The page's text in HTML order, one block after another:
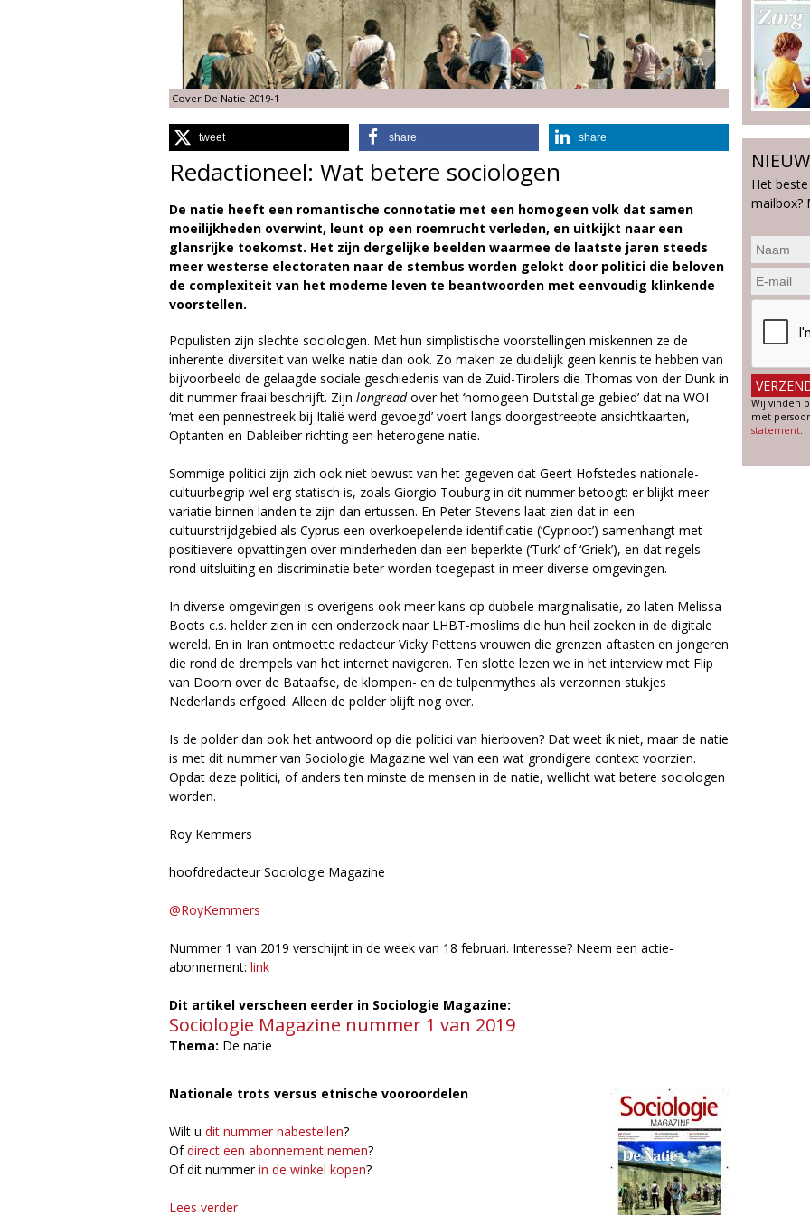
e
M
a
g
a
z
i
n
e
Cover De Natie 2019-1
tweet share share
Redactioneel: Wat betere sociologen
De natie heeft een romantische connotatie met een homogeen volk dat samen
moeilijkheden overwint, leunt op een roemrucht verleden, en uitkijkt naar een
glansrijke toekomst. Het zijn dergelijke beelden waarmee de laatste jaren steeds
meer westerse electoraten naar de stembus worden gelokt door politici die beloven
de complexiteit van het moderne leven te beantwoorden met eenvoudig klinkende
voorstellen.
Populisten zijn slechte sociologen. Met hun simplistische voorstellingen miskennen ze de
inherente diversiteit van welke natie dan ook. Zo maken ze duidelijk geen kennis te hebben van
bijvoorbeeld de gelaagde sociale geschiedenis van de Zuid-Tirolers die Thomas von der Dunk in
dit nummer fraai beschrijft. Zijn longreadover het ‘homogeen Duitstalige gebied’ dat na WOI
‘met een pennestreek bij Italië werd gevoegd’ voert langs doorgestreepte ansichtkaarten,
Optanten en Dableiber richting een heterogene natie.
Sommige politici zijn zich ook niet bewust van het gegeven dat Geert Hofstedes nationale-
cultuurbegrip wel erg statisch is, zoals Giorgio Touburg in dit nummer betoogt: er blijkt meer
variatie binnen landen te zijn dan ertussen. En Peter Stevens laat zien dat in een
cultuurstrijdgebied als Cyprus een overkoepelende identificatie (‘Cyprioot’) samenhangt met
positievere opvattingen over minderheden dan een beperkte (‘Turk’ of ‘Griek’), en dat regels
rond uitsluiting en discriminatie beter worden toegepast in meer diverse omgevingen.
In diverse omgevingen is overigens ook meer kans op dubbele marginalisatie, zo laten Melissa
Boots c.s. helder zien in een onderzoek naar LHBT-moslims die hun heil zoeken in de digitale
wereld. En in Iran ontmoette redacteur Vicky Pettens vrouwen die grenzen aftasten en jongeren
die rond de drempels van het internet navigeren. Ten slotte lezen we in het interview met Flip
van Doorn over de Bataafse, de klompen- en de tulpenmythes als verzonnen stukjes
Nederlands erfgoed. Alleen de polder blijft nog over.
Is de polder dan ook het antwoord op die politici van hierboven? Dat weet ik niet, maar de natie
is met dit nummer van Sociologie Magazine wel van een wat grondigere context voorzien.
Opdat deze politici, of anders ten minste de mensen in de natie, wellicht wat betere sociologen
worden.
Roy Kemmers
hoofdredacteur Sociologie Magazine
@RoyKemmers
Nummer 1 van 2019 verschijnt in de week van 18 februari. Interesse? Neem een actie-
abonnement: link
Dit artikel verscheen eerder in Sociologie Magazine:
Sociologie Magazine nummer 1 van 2019
Thema: De natie
Nationale trots versus etnische vooroordelen
Wilt u dit nummer nabestellen?
Ofdirect een abonnement nemen?
Of dit nummerin de winkel kopen?
Lees verder
Het
mailbox?
Wij vinden
met
statement.